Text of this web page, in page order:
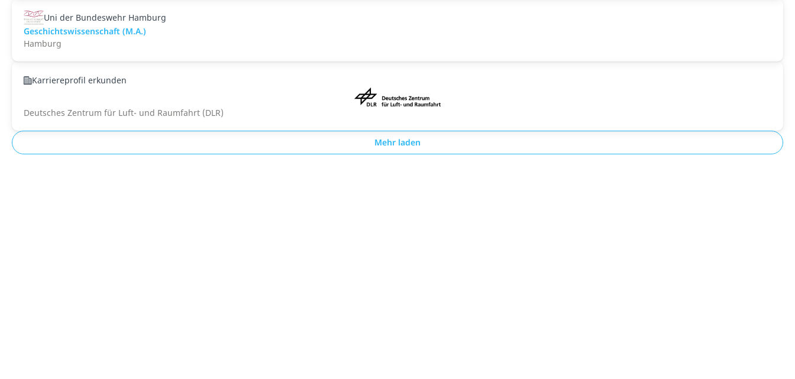
Uni der Bundeswehr Hamburg
Geschichtswissenschaft (M.A.)
Hamburg
Karriereprofil erkunden
Deutsches Zentrum für Luft- und Raumfahrt (DLR)
Mehr laden